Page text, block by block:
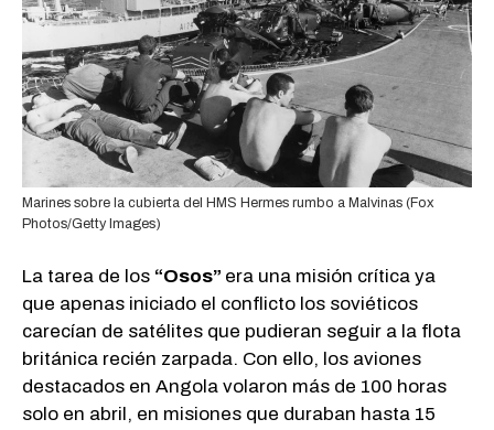
Marines sobre la cubierta del HMS Hermes rumbo a Malvinas (Fox
Photos/Getty Images)
La tarea de los “Osos” era una misión crítica ya
que apenas iniciado el conflicto los soviéticos
carecían de satélites que pudieran seguir a la flota
británica recién zarpada. Con ello, los aviones
destacados en Angola volaron más de 100 horas
solo en abril, en misiones que duraban hasta 15